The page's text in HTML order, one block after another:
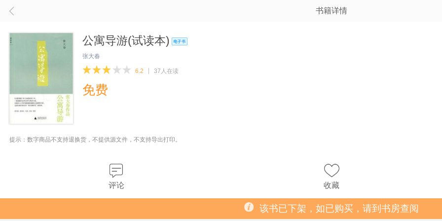
书籍详情
公寓导游(试读本)
张大春
6.2 37人在读
免费
提示：数字商品不支持退换货，不提供源文件，不支持导出打印。
评论 收藏
该书已下架，如已购买，请到书房查阅